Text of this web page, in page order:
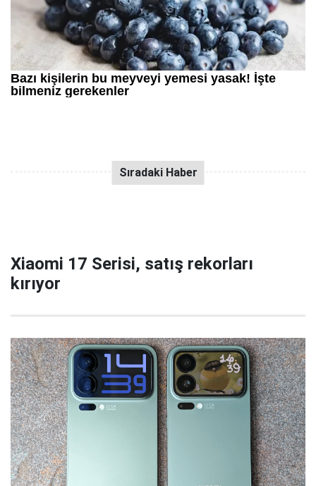
Xiaomi 17 Serisi, satış rekorları
kırıyor